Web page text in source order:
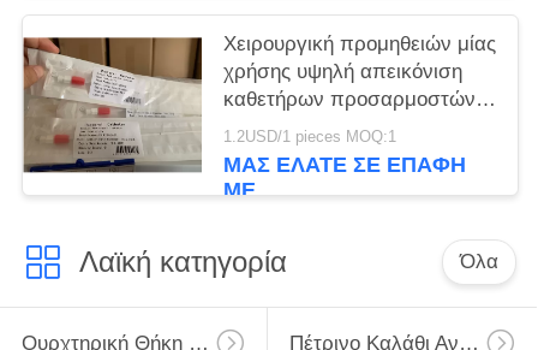
Χειρουργική προμηθειών μίας
χρήσης υψηλή απεικόνιση
καθετήρων προσαρμοστών
ουρχτηρική
1.2USD/1 pieces MOQ:1
ΜΑΣ ΕΛΆΤΕ ΣΕ ΕΠΑΦΉ
ΜΕ
Λαϊκή κατηγορία Όλα
Ουρχτηρική Θήκη Πρόσβασης Πέτρινο Καλάθι Ανάκτησης